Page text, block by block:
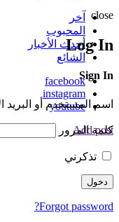
آخر
المحبوب
أحدث الأخبار
الشائع
facebook
instagram
youtube
Add post
close
Log In
Sign In
اسم المستخدم أو البريد
كلمة المرور
تذكرني
Forgot password?